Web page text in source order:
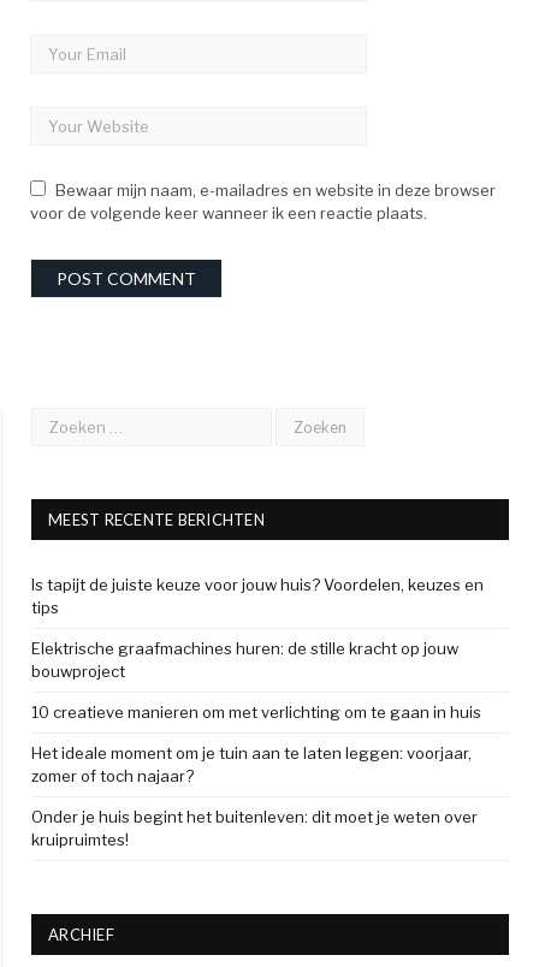
Bewaar mijn naam, e-mailadres en website in deze browser
voor de volgende keer wanneer ik een reactie plaats.
MEEST RECENTE BERICHTEN
Is tapijt de juiste keuze voor jouw huis? Voordelen, keuzes en
tips
Elektrische graafmachines huren: de stille kracht op jouw
bouwproject
10 creatieve manieren om met verlichting om te gaan in huis
Het ideale moment om je tuin aan te laten leggen: voorjaar,
zomer of toch najaar?
Onder je huis begint het buitenleven: dit moet je weten over
kruipruimtes!
ARCHIEF